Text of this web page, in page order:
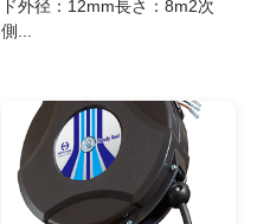
ド外径：12mm長さ：8m2次
側...